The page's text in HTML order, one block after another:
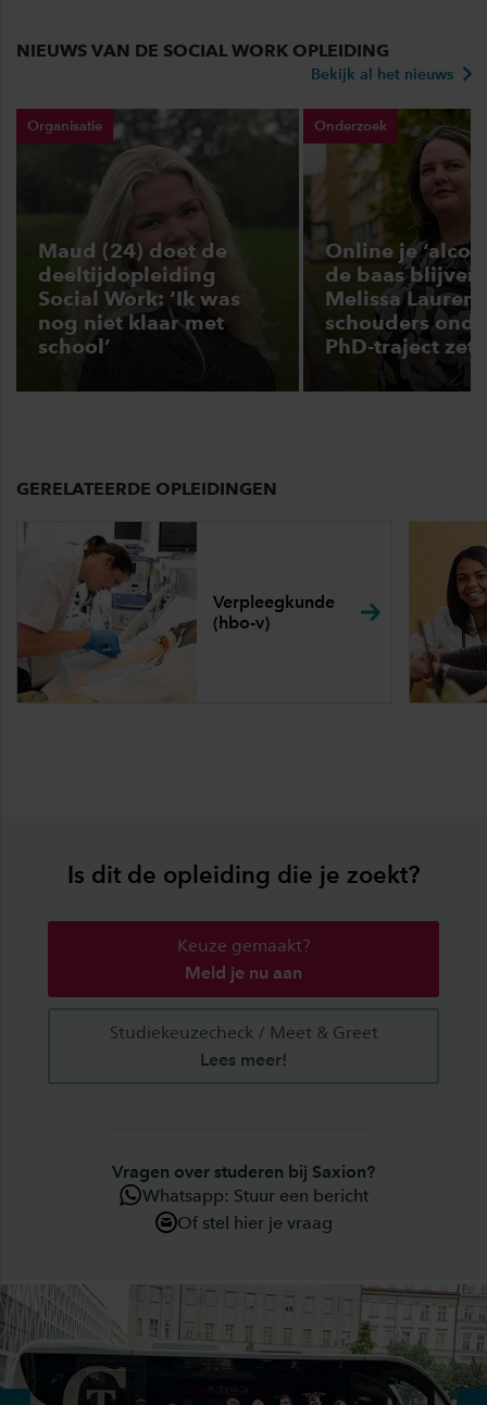
NIEUWS VAN DE SOCIAL WORK OPLEIDING
Bekijk al het nieuws
Organisatie
Maud (24) doet de
deeltijdopleiding
Social Work: ‘Ik was
nog niet klaar met
school’
Onderzoek
Online je
de baas
Melissa
schouders
PhD-traject
GERELATEERDE OPLEIDINGEN
Verpleegkunde
(hbo-v)
Is dit de opleiding die je zoekt?
Keuze gemaakt?
Meld je nu aan
Studiekeuzecheck / Meet & Greet
Lees meer!
Vragen over studeren bij Saxion?
Whatsapp: Stuur een bericht
Of stel hier je vraag